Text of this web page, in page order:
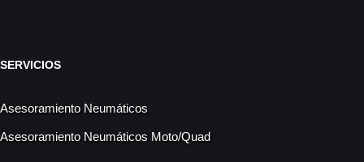
SERVICIOS
Asesoramiento Neumáticos
Asesoramiento Neumáticos Moto/Quad